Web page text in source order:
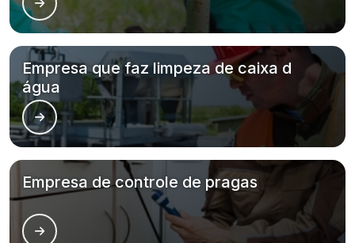
Empresa que faz limpeza de caixa d
água
Empresa de controle de pragas